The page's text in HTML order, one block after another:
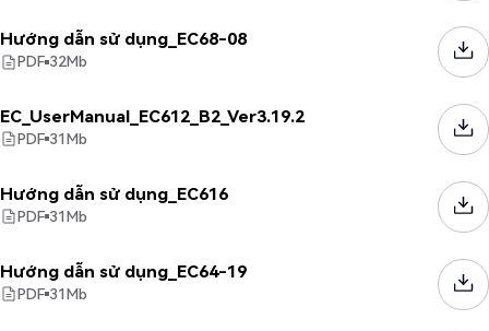
Hướng dẫn sử dụng_EC68-08
PDF 32Mb
EC_UserManual_EC612_B2_Ver3.19.2
PDF 31Mb
Hướng dẫn sử dụng_EC616
PDF 31Mb
Hướng dẫn sử dụng_EC64-19
PDF 31Mb